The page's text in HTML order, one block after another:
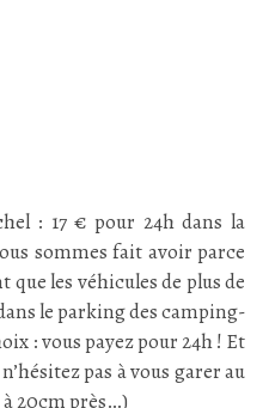
: 17 € pour 24h dans la
sommes fait avoir parce
les véhicules de plus de
le parking des camping-
: vous payez pour 24h ! Et
pas à vous garer au
20cm près…)